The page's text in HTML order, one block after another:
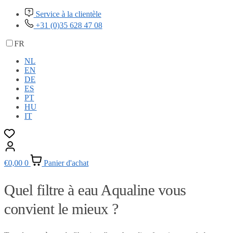
Service à la clientèle
+31 (0)35 628 47 08
FR
NL
EN
DE
ES
PT
HU
IT
€0,00 0 Panier d'achat
Quel filtre à eau Aqualine vous
convient le mieux ?